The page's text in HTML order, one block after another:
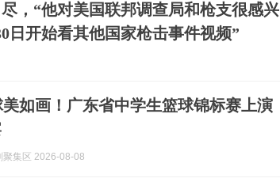
，“他对美国联邦调查局和枪支很感兴
日开始看其他国家枪击事件视频”
如画！广东省中学生篮球锦标赛上演
聚集区 2026-08-08